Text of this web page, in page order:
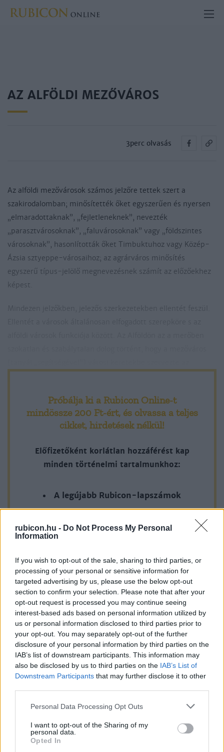
rubicon.hu - Do Not Process My Personal
Information
If you wish to opt-out of the sale, sharing to third parties, or
processing of your personal or sensitive information for
targeted advertising by us, please use the below opt-out
section to confirm your selection. Please note that after your
opt-out request is processed you may continue seeing
interest-based ads based on personal information utilized by
us or personal information disclosed to third parties prior to
your opt-out. You may separately opt-out of the further
disclosure of your personal information by third parties on the
IAB’s list of downstream participants. This information may
also be disclosed by us to third parties on the IAB’s List of
Downstream Participants that may further disclose it to other
Please note that this website/app uses one or more Google
not limited to your visit or usage behaviour. You may click to
grant or deny consent to Google and its third-party tags to
use your data for below specified purposes in below Google
Personal Data Processing Opt Outs
I want to opt-out of the Sharing of my
personal data.
Opted In
AZ ALFÖLDI MEZŐVÁROS
3perc olvasás
Az alföldi mezővárosok számos jelzőre tettek szert a
szakirodalomban; minősítették őket egyszerűen és nyersen
„elmaradottaknak”, „fejletleneknek”, nevezték
„parasztvárosoknak”, „faluvárosoknak” vagy „földszintes
városoknak”, hasonlították őket Timbuktuhoz vagy Közép-
Ázsia sztyeppe-városaihoz; az agrárváros minősítés
egyszerű típus-jelölő megnevezésnek számít az előzőekhez
képest.
szolgálhatott. a mezővárosokat jórészt agrárnépesség lakta,
s ez megnehetíti a statisztikai alapon folytatott
településvizsgálatokat. Ebben a települési rendben a
egymástól, s még a „vidék” is más értelmet kapott, mint a
tanyaelvű településrendszer alapvető mássága a
mezőgazdasági szórványokkal szemben – mely
településforma meglehetősen elterjedt hazánk határain túl
is – ugyanis éppen az, hogy a „valódi tanya” egy osztott
az anyatelepüléstől elszakítva meg sem ítélhető. a tanya a
belterületi lakóházzal együtt alkotott egy lakó- és
gazdálkodási egységet; a család és gazdasága a belterületi
lakás s a tanya között megosztva funkcionált. Ettől az egész
mezővárosi társadalom bizonyos térbeli tagolódást kapott.
A falusi és városi elmosódottsága, egymásbacsúszása
nemcsak a települési rendre, hanem az alföldi társadalomra
is jellemző volt. Az „alföldi útról” elmélkedve Márkus István
paraszti vagy kisnemesi, szabad paraszti
termelőmódszernek és életvitelnek, igényvilágnak,
művelődésnek három eltérő nagyságrendű, felfelé haladva
Próbálja ki a Rubicon Online-t
mindössze 200 Ft-ért, és olvassa a teljes
cikket, hirdetések nélkül!
Előfizetőként korlátlan hozzáférést kap
minden történelmi tartalmunkhoz:
A legújabb Rubicon-lapszámok
tartalma
Hirdetésmentes olvasó felület
Kedvenc cikkek elmentése, könyvjelzők
Az első hónap csak 200 Ft-ba kerül. Próbálja
ki!
KIPRÓBÁLOM 200 FT-ÉRT
rendelkezik felhasználói fiókkal, kattintson ide:
REGISZTRÁCIÓ.